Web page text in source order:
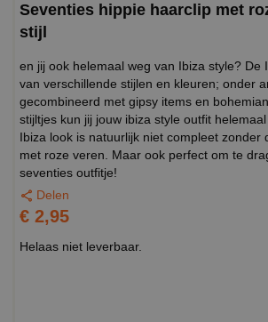
Seventies hippie haarclip met
stijl
en jij ook helemaal weg van Ibiza style? De
van verschillende stijlen en kleuren; onder
gecombineerd met gipsy items en
stijltjes kun jij jouw ibiza style outfit
Ibiza look is natuurlijk niet compleet zonder
met roze veren. Maar ook perfect om te
seventies outfitje!
Delen
€ 2,95
Helaas niet leverbaar.